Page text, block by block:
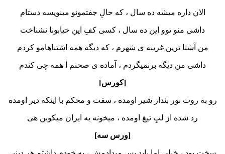
الان داره میشه ده سال ، که حالِ جفتمونو مینویسه دستام
داشی منو توو این ده سال ، کسی کفِ این خیابونا نشناخت
من آشنا ترین غریبه ی شهرم ، که دیگه همه اشتباهامو کردم
داشی من دیگه برنمیگردم ، آماده ی صحنم أ همه چی کندم
[کورس]
رو به روت نور بنداز شیر اومده ، سفت و محکم با اینکه دیر اومده
رد شده از لبِ تیغ اومده ، میخونه یه ایران میکوبن هی
[ورس سه]